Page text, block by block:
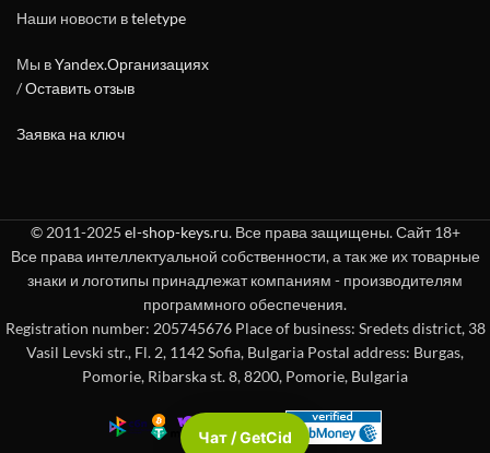
Наши новости вteletype
Мы вYandex.Организациях
/Оставить отзыв
Заявка на ключ
© 2011-2025 el-shop-keys.ru. Все права защищены. Сайт 18+
Все права интеллектуальной собственности, а так же их товарные
знаки и логотипы принадлежат компаниям - производителям
программного обеспечения.
Registration number: 205745676 Place of business: Sredets district, 38
Vasil Levski str., Fl. 2, 1142 Sofia, Bulgaria Postal address: Burgas,
Pomorie, Ribarska st. 8, 8200, Pomorie, Bulgaria
Чат / GetCid